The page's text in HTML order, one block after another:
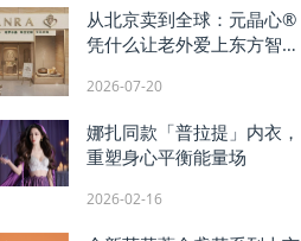
从北京卖到全球：元晶心®
凭什么让老外爱上东方智
2026-07-20
娜扎同款「普拉提」内衣，
重塑身心平衡能量场
2026-02-16